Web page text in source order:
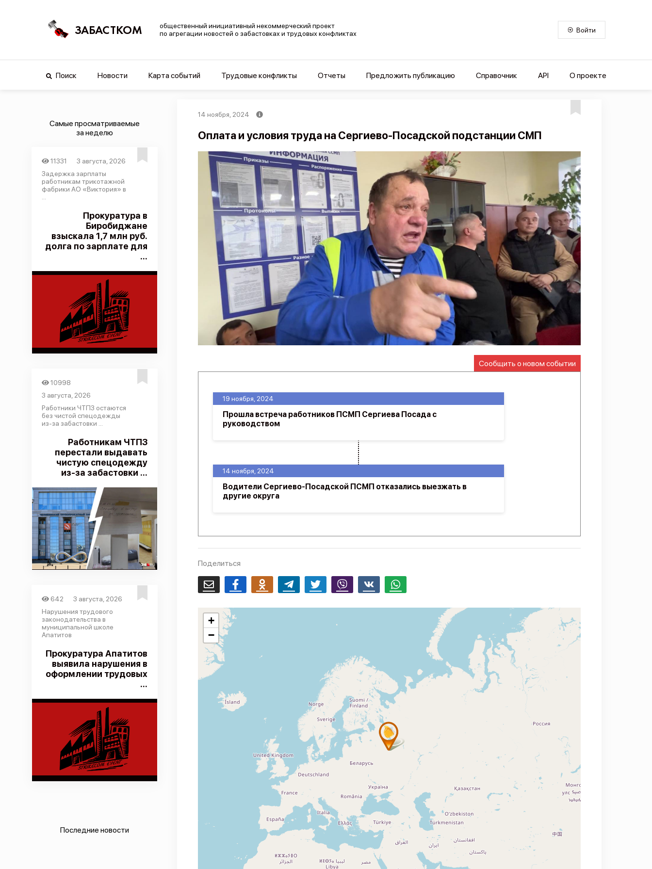
ЗАБАСТКОМ
общественный инициативный некоммерческий проект
по агрегации новостей о забастовках и трудовых конфликтах
Войти
Поиск Новости Карта событий Трудовые конфликты Отчеты Предложить публикацию Справочник API О проекте
Самые просматриваемые
за неделю
11331
3 августа, 2026
Задержка зарплаты
работникам трикотажной
фабрики АО «Виктория» в
Прокуратура в
Биробиджане
взыскала 1,7 млн руб.
долга по зарплате для
...
10998
3 августа, 2026
Работники ЧТПЗ остаются
без чистой спецодежды
из-за забастовки ...
Работникам ЧТПЗ
перестали выдавать
чистую спецодежду
из-за забастовки ...
642
3 августа, 2026
Нарушения трудового
законодательства в
муниципальной школе
Апатитов
Прокуратура Апатитов
выявила нарушения в
оформлении трудовых
...
Последние новости
14 ноября, 2024
Оплата и условия труда на Сергиево-Посадской подстанции СМП
Сообщить о новом событии
14 ноября, 2024
Водители Сергиево-Посадской ПСМП отказались выезжать в
другие округа
19 ноября, 2024
Прошла встреча работников ПСМП Сергиева Посада с
руководством
Поделиться
Email FacebookOdnoklassnikiTelegram Twitter Viber Whatsapp
+
−